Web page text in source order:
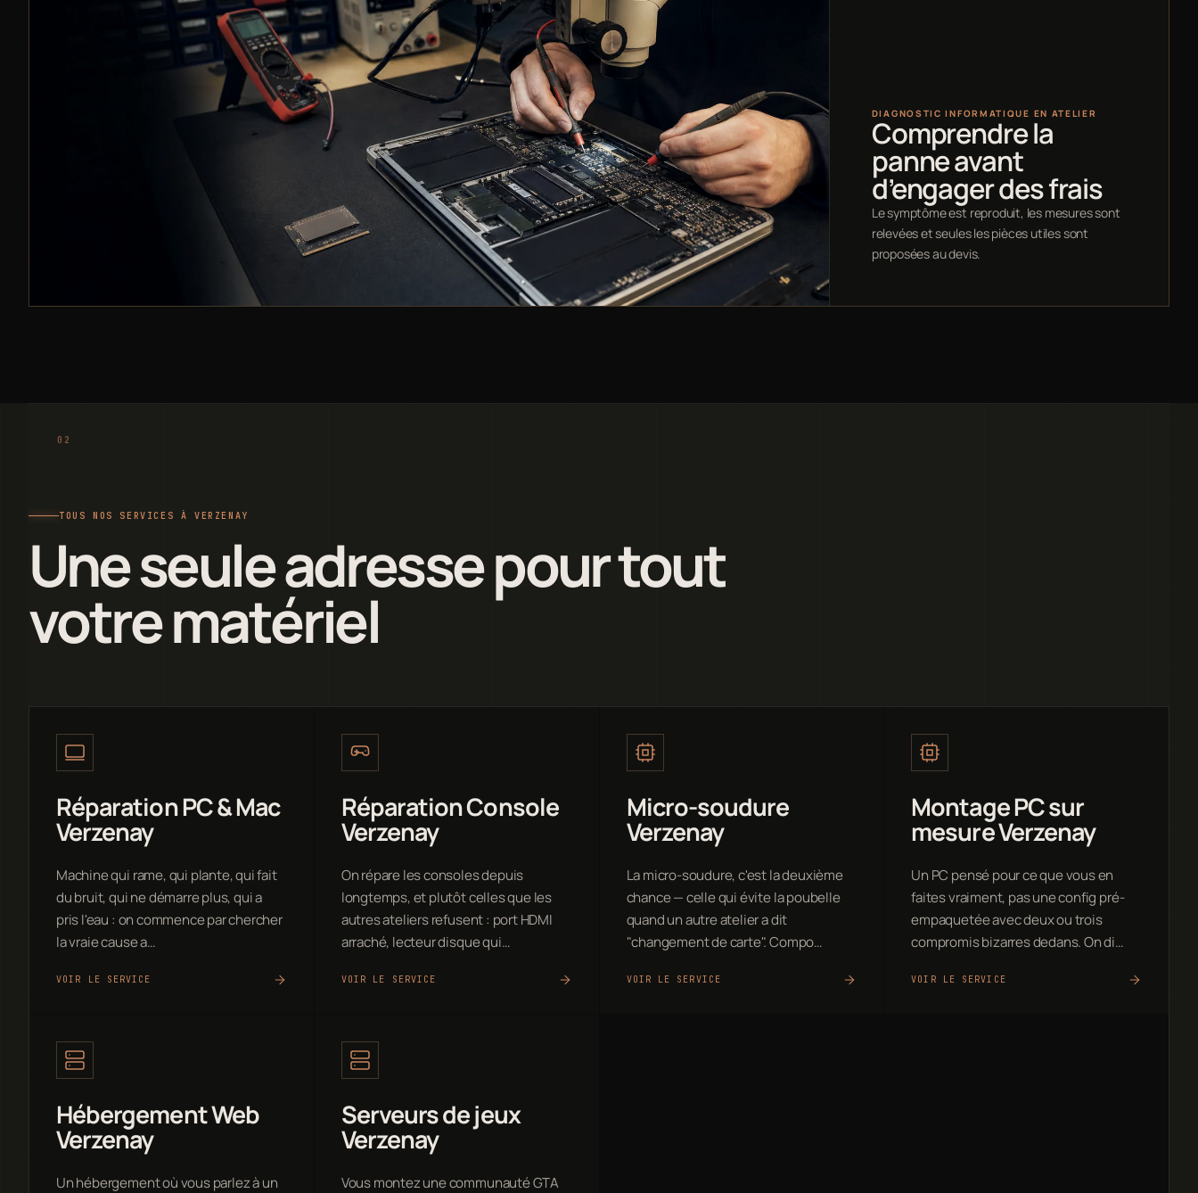
DIAGNOSTIC INFORMATIQUE EN ATELIER
Comprendre la
panne avant
d’engager des frais
Le symptôme est reproduit, les mesures sont
relevées et seules les pièces utiles sont
proposées au devis.
TOUS NOS SERVICES À VERZENAY
Une seule adresse pour tout
votre matériel
Réparation PC & Mac
Verzenay
Machine qui rame, qui plante, qui fait
du bruit, qui ne démarre plus, qui a
pris l'eau : on commence par chercher
la vraie cause a…
VOIR LE SERVICE
Réparation Console
Verzenay
On répare les consoles depuis
longtemps, et plutôt celles que les
autres ateliers refusent : port HDMI
arraché, lecteur disque qui…
VOIR LE SERVICE
Micro-soudure
Verzenay
La micro-soudure, c'est la deuxième
chance — celle qui évite la poubelle
quand un autre atelier a dit
"changement de carte". Compo…
VOIR LE SERVICE
Montage PC sur
mesure Verzenay
Un PC pensé pour ce que vous en
faites vraiment, pas une config pré-
empaquetée avec deux ou trois
compromis bizarres dedans. On di…
VOIR LE SERVICE
Hébergement Web
Verzenay
Un hébergement où vous parlez à un
Serveurs de jeux
Verzenay
Vous montez une communauté GTA